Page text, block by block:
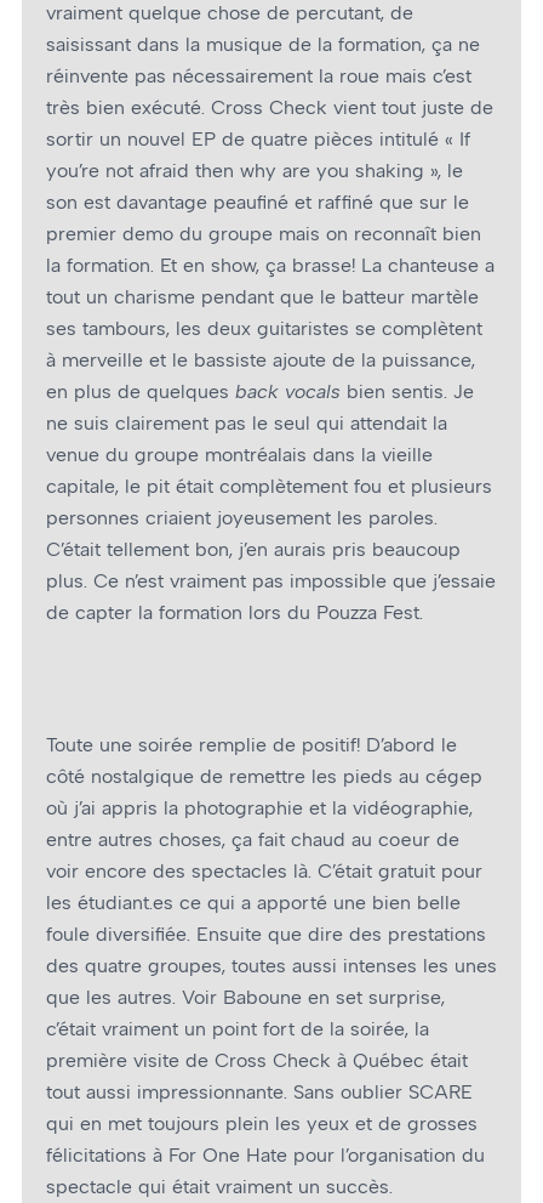
vraiment quelque chose de percutant, de
saisissant dans la musique de la formation, ça ne
réinvente pas nécessairement la roue mais c’est
très bien exécuté. Cross Check vient tout juste de
sortir un nouvel EP de quatre pièces intitulé « If
you’re not afraid then why are you shaking », le
son est davantage peaufiné et raffiné que sur le
premier demo du groupe mais on reconnaît bien
la formation. Et en show, ça brasse! La chanteuse a
tout un charisme pendant que le batteur martèle
ses tambours, les deux guitaristes se complètent
à merveille et le bassiste ajoute de la puissance,
en plus de quelques back vocals bien sentis. Je
ne suis clairement pas le seul qui attendait la
venue du groupe montréalais dans la vieille
capitale, le pit était complètement fou et plusieurs
personnes criaient joyeusement les paroles.
C’était tellement bon, j’en aurais pris beaucoup
plus. Ce n’est vraiment pas impossible que j’essaie
de capter la formation lors du Pouzza Fest.
Toute une soirée remplie de positif! D’abord le
côté nostalgique de remettre les pieds au cégep
où j’ai appris la photographie et la vidéographie,
entre autres choses, ça fait chaud au cœur de
voir encore des spectacles là. C’était gratuit pour
les étudiant.es ce qui a apporté une bien belle
foule diversifiée. Ensuite que dire des prestations
des quatre groupes, toutes aussi intenses les unes
que les autres. Voir Baboune en set surprise,
c’était vraiment un point fort de la soirée, la
première visite de Cross Check à Québec était
tout aussi impressionnante. Sans oublier SCARE
qui en met toujours plein les yeux et de grosses
félicitations à For One Hate pour l’organisation du
spectacle qui était vraiment un succès.